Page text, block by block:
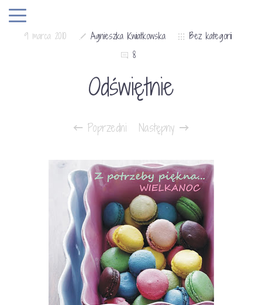
9 marca 2010 Agnieszka Kwiatkowska
Bez kategorii
8
Odświętnie
Poprzedni Następny